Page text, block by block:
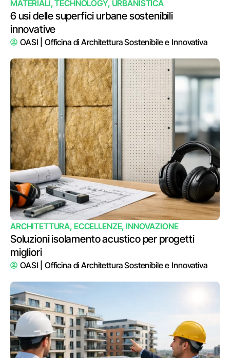
MATERIALI,TECHNOLOGY, URBANISTICA
6 usi delle superfici urbane sostenibili
innovative
OASI | Officina di Architettura Sostenibile e Innovativa
ARCHITETTURA, ECCELLENZE,INNOVAZIONE
Soluzioni isolamento acustico per progetti
migliori
OASI | Officina di Architettura Sostenibile e Innovativa